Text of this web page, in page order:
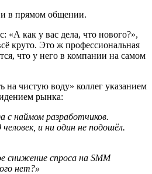
в прямом общении.
«А как у вас дела, что нового?»,
круто. Это ж профессиональная
что у него в компании на самом
чистую воду» коллег указанием
рынка:
с наймом разработчиков.
и ни один не подошёл.
снижение спроса на SMM
нет?»